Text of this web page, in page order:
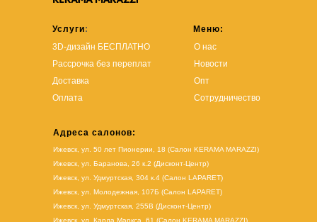
Услуги:
3D-дизайн БЕСПЛАТНО
Рассрочка без переплат
Доставка
Оплата
Меню:
О нас
Новости
Опт
Сотрудничество
Адреса салонов:
Ижевск, ул. 50 лет Пионерии, 18 (Салон KERAMA MARAZZI)
Ижевск, ул. Баранова, 26 к.2 (Дисконт-Центр)
Ижевск, ул. Удмуртская, 304 к.4 (Салон LAPARET)
Ижевск, ул. Молодежная, 107Б (Салон LAPARET)
Ижевск, ул. Удмуртская, 255В (Дисконт-Центр)